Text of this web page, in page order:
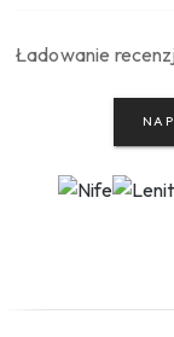
Ładowanie